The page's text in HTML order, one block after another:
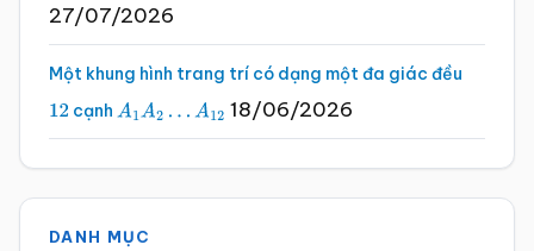
27/07/2026
Một khung hình trang trí có dạng một đa giác đều
12 cạnh A1A2…A 12 18/06/2026
DANH MỤC